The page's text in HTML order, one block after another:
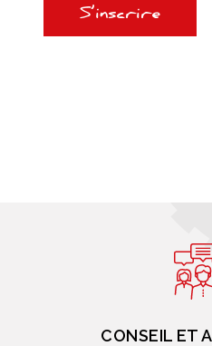
S’inscrire
CONSEIL ET